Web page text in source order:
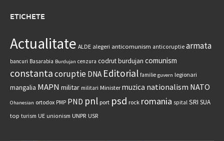
ETICHETE
Actualitate ALDE alegeri anticomunism anticoruptie armata
bancuri Basarabia Burdujan cenzura codrut burdujan comunism
constantacoruptie DNA Editorial familie guvern legionari
mangalia MAPN militar militari Minister muzica nationalism NATO
Ohanesian ortodox PMP PND pnl port psd rock romania spital SRI SUA
top turism UE unionism UNPR USR